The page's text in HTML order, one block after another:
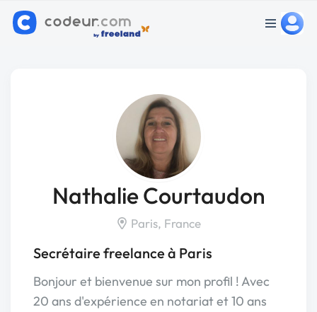
Nathalie Courtaudon
Paris, France
Secrétaire freelance à Paris
Bonjour et bienvenue sur mon profil ! Avec
20 ans d'expérience en notariat et 10 ans